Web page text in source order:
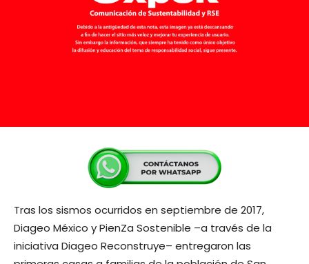
Tras los sismos ocurridos en septiembre de 2017,
Diageo México y PienZa Sostenible –a través de la
iniciativa Diageo Reconstruye– entregaron las